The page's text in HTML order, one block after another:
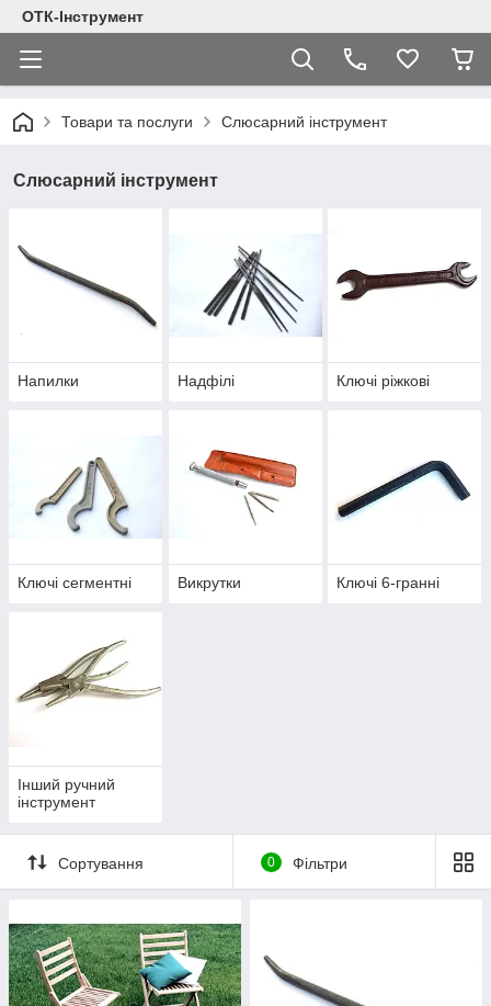
ОТК-Інструмент
Товари та послуги Слюсарний інструмент
Слюсарний інструмент
Напилки Надфілі Ключі ріжкові
Ключі сегментні Викрутки Ключі 6-гранні
Інший ручний
інструмент
Сортування 0 Фільтри